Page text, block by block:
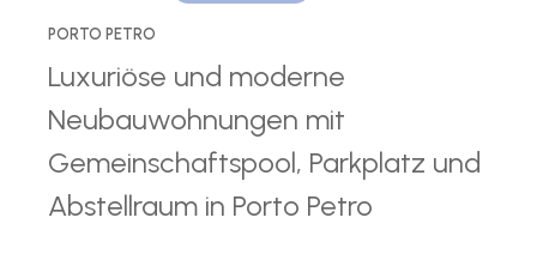
PORTO PETRO
Luxuriöse und moderne
Neubauwohnungen mit
Gemeinschaftspool, Parkplatz und
Abstellraum in Porto Petro